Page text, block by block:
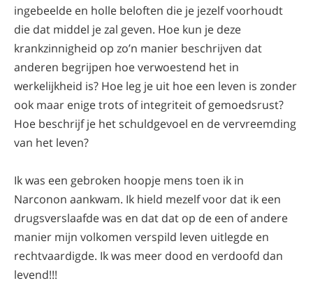
ingebeelde en holle beloften die je jezelf voorhoudt
die dat middel je zal geven. Hoe kun je deze
krankzinnigheid op zo’n manier beschrijven dat
anderen begrijpen hoe verwoestend het in
werkelijkheid is? Hoe leg je uit hoe een leven is zonder
ook maar enige trots of integriteit of gemoedsrust?
Hoe beschrijf je het schuldgevoel en de vervreemding
van het leven?
Ik was een gebroken hoopje mens toen ik in
Narconon aankwam. Ik hield mezelf voor dat ik een
drugsverslaafde was en dat dat op de een of andere
manier mijn volkomen verspild leven uitlegde en
rechtvaardigde. Ik was meer dood en verdoofd dan
levend!!!